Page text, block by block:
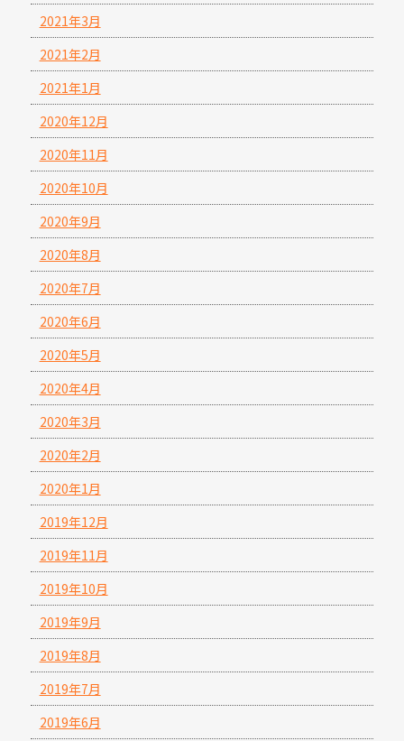
2021年3月
2021年2月
2021年1月
2020年12月
2020年11月
2020年10月
2020年9月
2020年8月
2020年7月
2020年6月
2020年5月
2020年4月
2020年3月
2020年2月
2020年1月
2019年12月
2019年11月
2019年10月
2019年9月
2019年8月
2019年7月
2019年6月